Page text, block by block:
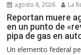
agosto 8, 2026 La
Reportan muere
en un punto de
pipa de gas en
Un elemento federal